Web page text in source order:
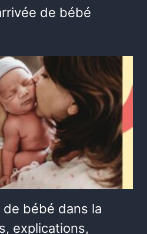
de bébé
de bébé dans la
explications,